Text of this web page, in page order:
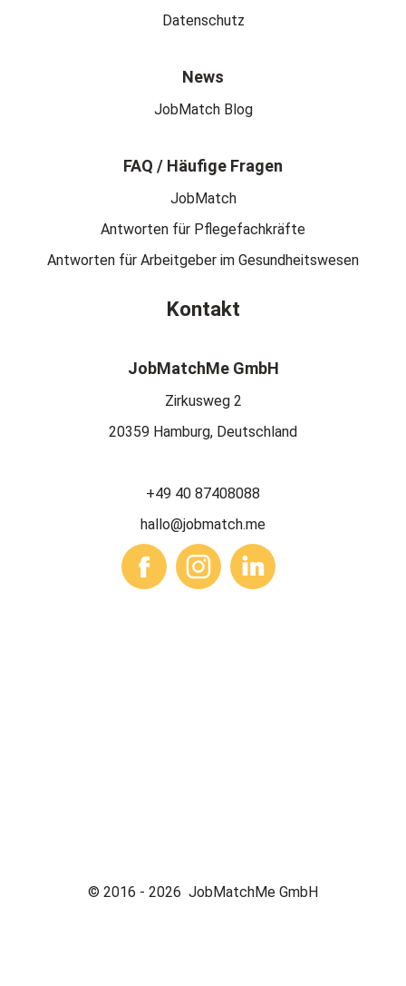
Datenschutz
News
JobMatch Blog
FAQ / Häufige Fragen
JobMatch
Antworten für Pflegefachkräfte
Antworten für Arbeitgeber im Gesundheitswesen
Kontakt
JobMatchMe GmbH
Zirkusweg 2
20359 Hamburg, Deutschland
+49 40 87408088
hallo@jobmatch.me
© 2016 - 2026 JobMatchMe GmbH